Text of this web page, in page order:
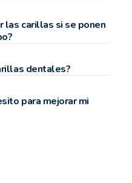
las carillas si se ponen
dentales?
para mejorar mi